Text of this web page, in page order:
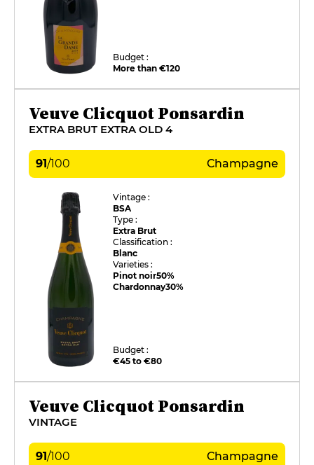
Budget :
More than €120
Veuve Clicquot Ponsardin
EXTRA BRUT EXTRA OLD 4
91/100 Champagne
Vintage :
BSA
Type :
Extra Brut
Classification :
Blanc
Varieties :
Pinot noir50%
Chardonnay30%
Budget :
€45 to €80
Veuve Clicquot Ponsardin
VINTAGE
91/100 Champagne